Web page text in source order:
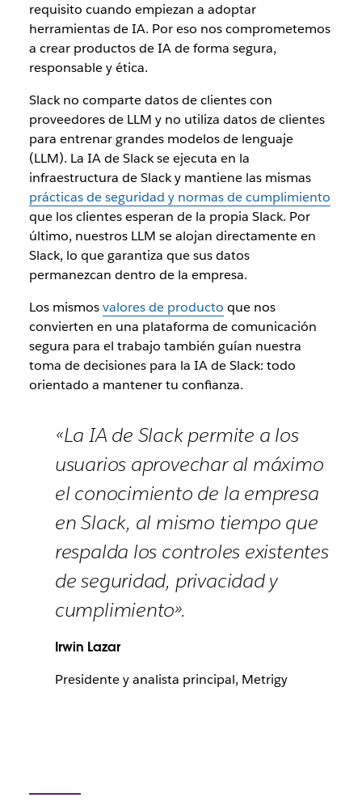
requisito cuando empiezan a adoptar
herramientas de IA. Por eso nos comprometemos
a crear productos de IA de forma segura,
responsable y ética.
Slack no comparte datos de clientes con
proveedores de LLM y no utiliza datos de clientes
para entrenar grandes modelos de lenguaje
(LLM). La IA de Slack se ejecuta en la
infraestructura de Slack y mantiene las mismas
prácticas de seguridad y normas de cumplimiento
que los clientes esperan de la propia Slack. Por
último, nuestros LLM se alojan directamente en
Slack, lo que garantiza que sus datos
permanezcan dentro de la empresa.
Los mismosvalores de producto que nos
convierten en una plataforma de comunicación
segura para el trabajo también guían nuestra
toma de decisiones para la IA de Slack: todo
orientado a mantener tu confianza.
«La IA de Slack permite a los
usuarios aprovechar al máximo
el conocimiento de la empresa
en Slack, al mismo tiempo que
respalda los controles existentes
de seguridad, privacidad y
cumplimiento».
Irwin Lazar
Presidente y analista principal, Metrigy